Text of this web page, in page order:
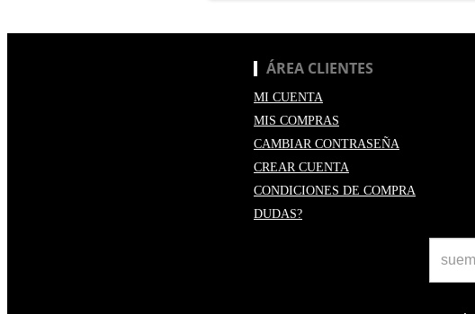
ÁREA CLIENTES
MI CUENTA
MIS COMPRAS
CAMBIAR CONTRASEÑA
CREAR CUENTA
CONDICIONES DE COMPRA
DUDAS?